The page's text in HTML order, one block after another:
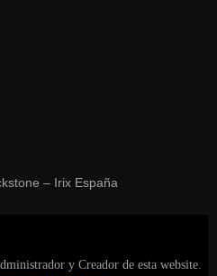
– Irix España
y Creador de esta website.